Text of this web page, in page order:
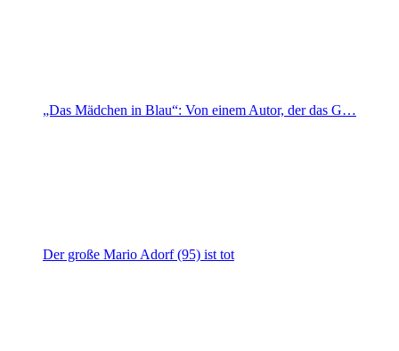
„Das Mädchen in Blau“: Von einem Autor, der das G…
Der große Mario Adorf (95) ist tot